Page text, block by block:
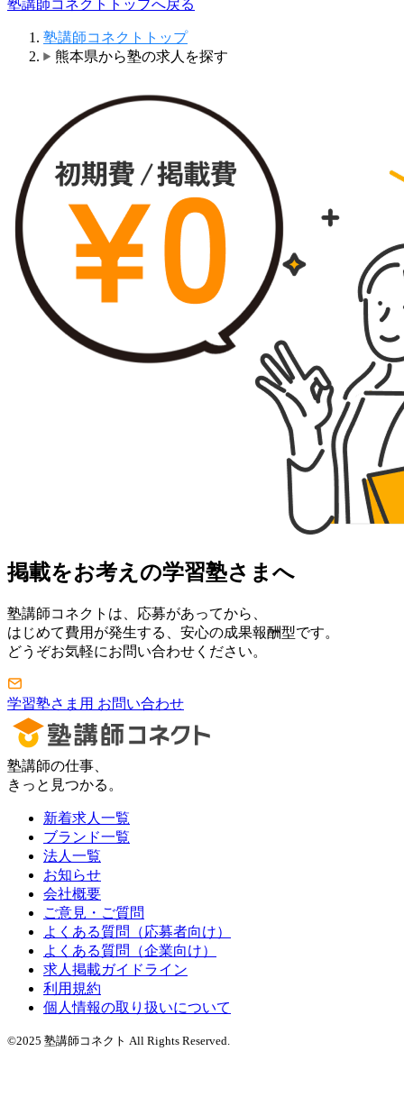
塾講師コネクトトップへ戻る
塾講師コネクトトップ
熊本県から塾の求人を探す
掲載をお考えの学習塾さまへ
塾講師コネクトは、応募があってから、
はじめて費用が発生する、安心の成果報酬型です。
どうぞお気軽にお問い合わせください。
学習塾さま用 お問い合わせ
塾講師の仕事、
きっと見つかる。
新着求人一覧
ブランド一覧
法人一覧
お知らせ
会社概要
ご意見・ご質問
よくある質問（応募者向け）
よくある質問（企業向け）
求人掲載ガイドライン
利用規約
個人情報の取り扱いについて
©2025 塾講師コネクト All Rights Reserved.